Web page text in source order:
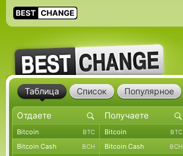
Таблица Список Популярное
Bitcoin BTC Bitcoin BTC
Bitcoin Cash BCH Bitcoin Cash BCH